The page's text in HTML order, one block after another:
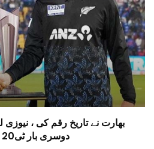
بھارت نے تاریخ رقم کی ،
دوسری بار ٹی20 ورلڈ کپ کا خطاب جیت لیا